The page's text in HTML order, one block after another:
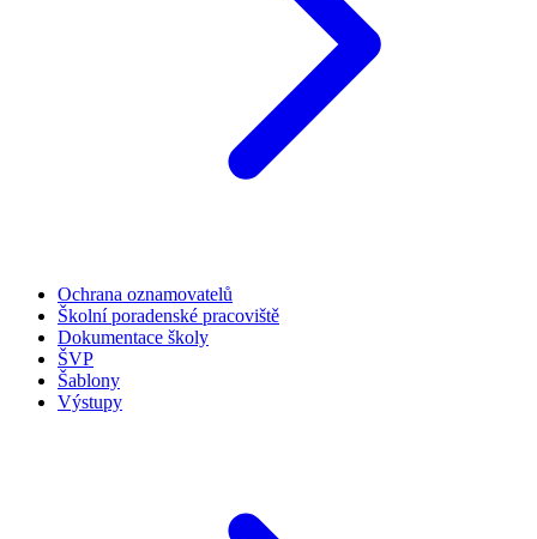
Ochrana oznamovatelů
Školní poradenské pracoviště
Dokumentace školy
ŠVP
Šablony
Výstupy